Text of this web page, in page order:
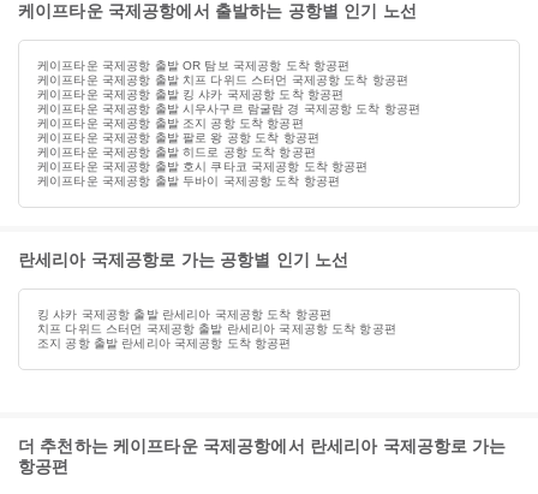
케이프타운 국제공항에서 출발하는 공항별 인기 노선
케이프타운 국제공항 출발 OR 탐보 국제공항 도착 항공편
케이프타운 국제공항 출발 치프 다위드 스터먼 국제공항 도착 항공편
케이프타운 국제공항 출발 킹 샤카 국제공항 도착 항공편
케이프타운 국제공항 출발 시우사구르 람굴람 경 국제공항 도착 항공편
케이프타운 국제공항 출발 조지 공항 도착 항공편
케이프타운 국제공항 출발 팔로 왕 공항 도착 항공편
케이프타운 국제공항 출발 히드로 공항 도착 항공편
케이프타운 국제공항 출발 호시 쿠타코 국제공항 도착 항공편
케이프타운 국제공항 출발 두바이 국제공항 도착 항공편
란세리아 국제공항로 가는 공항별 인기 노선
킹 샤카 국제공항 출발 란세리아 국제공항 도착 항공편
치프 다위드 스터먼 국제공항 출발 란세리아 국제공항 도착 항공편
조지 공항 출발 란세리아 국제공항 도착 항공편
더 추천하는 케이프타운 국제공항에서 란세리아 국제공항로 가는
항공편